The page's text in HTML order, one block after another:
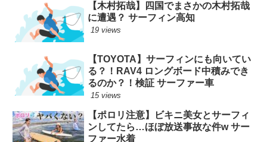
【木村拓哉】四国でまさかの木村拓哉
に遭遇？ サーフィン高知
19 views
【TOYOTA】サーフィンにも向いてい
る？！RAV4 ロングボード中積みでき
るのか？！検証 サーファー車
15 views
【ポロリ注意】ビキニ美女とサーフィ
ンしてたら…ほぼ放送事故な件w サー
ファー水着